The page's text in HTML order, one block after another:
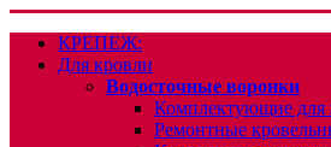
КРЕПЕЖ:
Для кровли
Водосточные воронки
Комплектующие для
Ремонтные